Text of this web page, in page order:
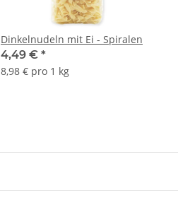
Dinkelnudeln mit Ei - Spiralen
4,49 € *
8,98 € pro 1 kg